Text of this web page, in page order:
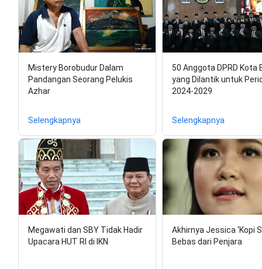
Mistery Borobudur Dalam
Pandangan Seorang Pelukis
Azhar
Selengkapnya
50 Anggota DPRD Kota
yang Dilantik untuk
2024-2029
Selengkapnya
Megawati dan SBY Tidak Hadir
Upacara HUT RI di IKN
Akhirnya Jessica ‘Kopi
Bebas dari Penjara